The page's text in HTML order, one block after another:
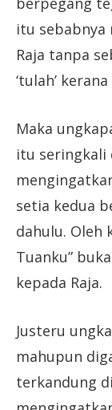
itu sebabnya
Raja tanpa
‘tulah’
Maka
itu seringkali
setia kedua
dahulu. Oleh
Tuanku”
kepada Raja.
Justeru
mahupun
terkandung